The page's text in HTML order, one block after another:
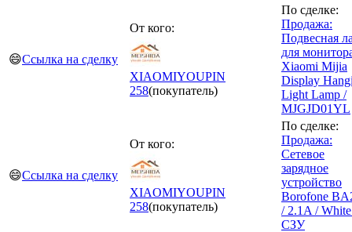
😄Ссылка на сделку
От кого:
XIAOMIYOUPIN
258(покупатель)
По сделке:
Продажа:
Подвесная
для
Xiaomi Mijia
Display
Light Lamp /
MJGJD01YL
😄Ссылка на сделку
От кого:
XIAOMIYOUPIN
258(покупатель)
По сделке:
Продажа:
Сетевое
зарядное
устройство
Borofone
/ 2.1A /
СЗУ